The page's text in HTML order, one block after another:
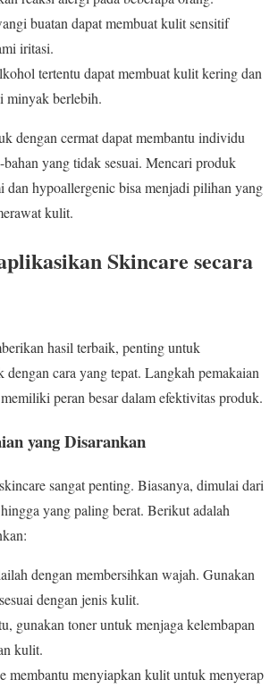
buatan dapat membuat kulit sensitif
iritasi.
tertentu dapat membuat kulit kering dan
minyak berlebih.
dengan cermat dapat membantu individu
yang tidak sesuai. Mencari produk
dan hypoallergenic bisa menjadi pilihan yang
kulit.
Skincare secara
hasil terbaik, penting untuk
dengan cara yang tepat. Langkah pemakaian
peran besar dalam efektivitas produk.
yang Disarankan
sangat penting. Biasanya, dimulai dari
yang paling berat. Berikut adalah
dengan membersihkan wajah. Gunakan
dengan jenis kulit.
gunakan toner untuk menjaga kelembapan
kulit.
membantu menyiapkan kulit untuk menyerap